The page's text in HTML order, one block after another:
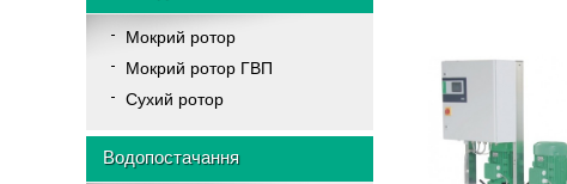
Мокрий ротор
Мокрий ротор ГВП
Сухий ротор
Водопостачання